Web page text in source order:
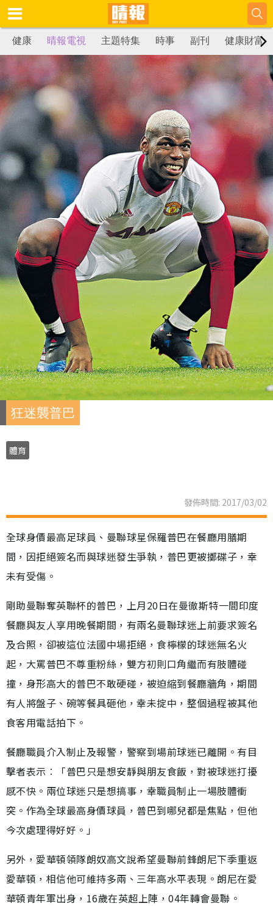
健康 晴報電視 主題特集 時事 副刊 健康財富
狂迷襲普巴
體育
發佈時間: 2017/03/02
全球身價最高足球員、曼聯球星保羅普巴在餐廳用膳期
間，因拒絕簽名而與球迷發生爭執，普巴更被擲碟子，幸
未有受傷。
剛助曼聯奪英聯杯的普巴，上月20日在曼徹斯特一間印度
餐廳與友人享用晚餐期間，有兩名曼聯球迷上前要求簽名
及合照，卻被這位法國中場拒絕，食檸檬的球迷無名火
起，大罵普巴不尊重粉絲，雙方初則口角繼而有肢體碰
撞，身形高大的普巴不敢硬碰，被迫縮到餐廳牆角，期間
有人將盤子、碗等餐具砸他，幸未掟中，整個過程被其他
食客用電話拍下。
餐廳職員介入制止及報警，警察到場前球迷已離開。有目
擊者表示︰「普巴只是想安靜與朋友食飯，對被球迷打擾
感不快。兩位球迷只是想搞事，幸職員制止一場肢體衝
突。作為全球最高身價球員，普巴到哪兒都是焦點，但他
今次處理得好好。」
另外，愛華頓領隊朗奴高文說希望曼聯前鋒朗尼下季重返
愛華頓，相信他可維持多兩、三年高水平表現。朗尼在愛
華頓青年軍出身，16歲在英超上陣，04年轉會曼聯。